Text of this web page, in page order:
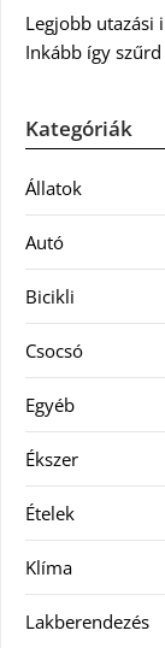
Legjobb utazási
Inkább így
Kategóriák
Állatok
Autó
Bicikli
Csocsó
Egyéb
Ékszer
Ételek
Klíma
Lakberendezés